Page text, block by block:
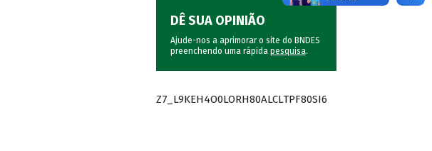
DÊ SUA OPINIÃO
Ajude-nos a aprimorar o site do BNDES
preenchendo uma rápida pesquisa.
Z7_L9KEH4O0LORH80ALCLTPF80SI6